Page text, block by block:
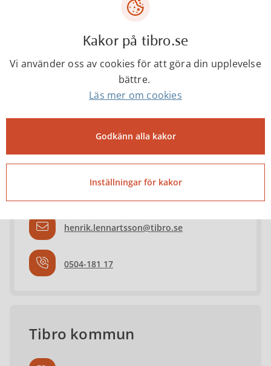
gustav.olofsson@tibro.se
Henrik Lennartsson
Kommunstrateg
henrik.lennartsson@tibro.se
0504-181 17
Tibro kommun
Kakor på tibro.se
Vi använder oss av cookies för att göra din upplevelse
bättre.
Läs mer om cookies
Godkänn alla kakor
Inställningar för kakor